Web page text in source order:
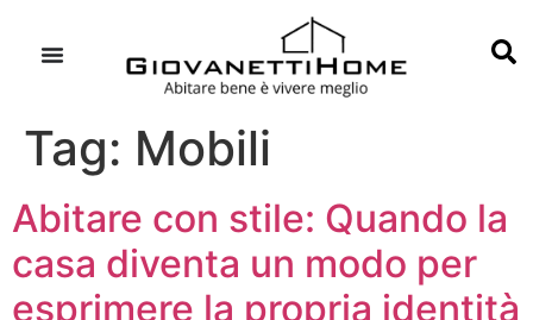
Tag: Mobili
Abitare con stile: Quando la
casa diventa un modo per
esprimere la propria identità